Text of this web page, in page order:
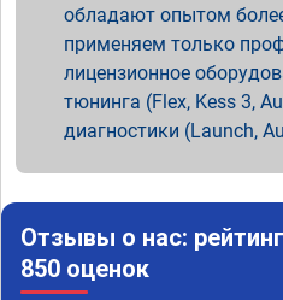
обладают опытом
применяем только
лицензионное
тюнинга (Flex, Kess 3,
диагностики (Launch,
Отзывы о нас:
850 оценок